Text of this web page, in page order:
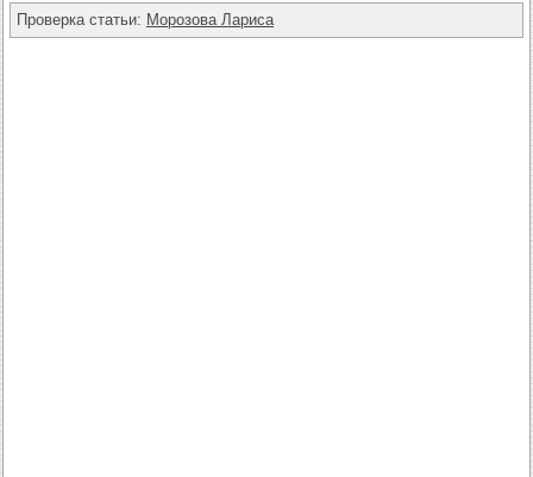
Проверка статьи: Морозова Лариса